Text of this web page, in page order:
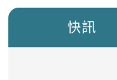
快訊